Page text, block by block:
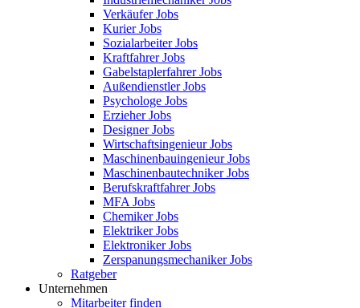
Verkäufer Jobs
Kurier Jobs
Sozialarbeiter Jobs
Kraftfahrer Jobs
Gabelstaplerfahrer Jobs
Außendienstler Jobs
Psychologe Jobs
Erzieher Jobs
Designer Jobs
Wirtschaftsingenieur Jobs
Maschinenbauingenieur Jobs
Maschinenbautechniker Jobs
Berufskraftfahrer Jobs
MFA Jobs
Chemiker Jobs
Elektriker Jobs
Elektroniker Jobs
Zerspanungsmechaniker Jobs
Ratgeber
Unternehmen
Mitarbeiter finden